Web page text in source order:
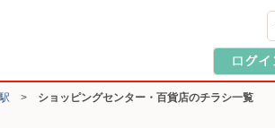
> ショッピングセンター・百貨店のチラシ一覧